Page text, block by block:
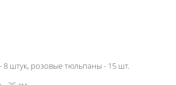
8 штук, розовые тюльпаны - 15 шт.